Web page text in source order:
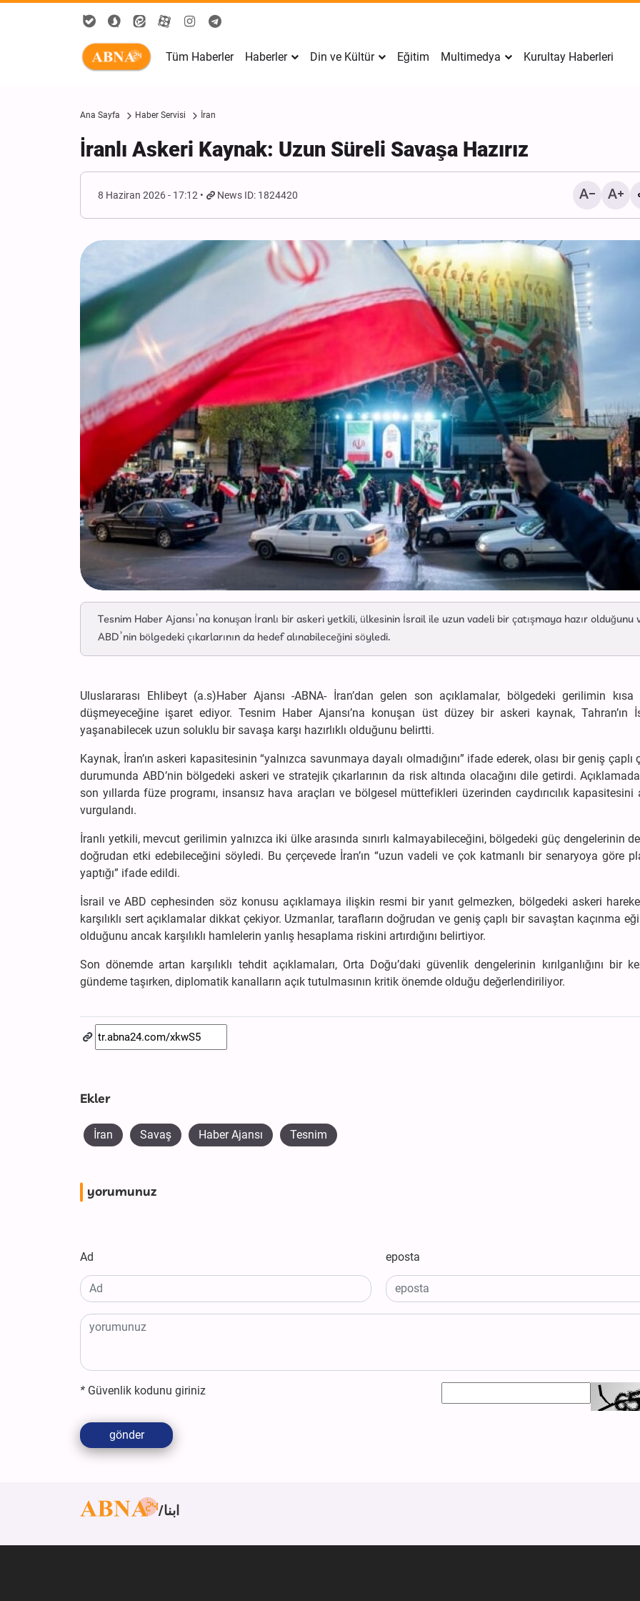
Tüm Haberler Haberler Din ve Kültür Eğitim Multimedya Kurultay Haberleri
Ana Sayfa Haber Servisi İran
İranlı Askeri Kaynak: Uzun Süreli Savaşa Hazırız
8 Haziran 2026 - 17:12 News ID: 1824420
Tesnim Haber Ajansı’na konuşan İranlı bir askeri yetkili, ülkesinin İsrail ile uzun vadeli bir çatışmaya hazır olduğunu
ABD’nin bölgedeki çıkarlarının da hedef alınabileceğini söyledi.
Uluslararası Ehlibeyt (a.s)Haber Ajansı -ABNA- İran’dan gelen son açıklamalar, bölgedeki gerilimin kısa
düşmeyeceğine işaret ediyor. Tesnim Haber Ajansı’na konuşan üst düzey bir askeri kaynak, Tahran’ın
yaşanabilecek uzun soluklu bir savaşa karşı hazırlıklı olduğunu belirtti.
Kaynak, İran’ın askeri kapasitesinin “yalnızca savunmaya dayalı olmadığını” ifade ederek, olası bir geniş çaplı
durumunda ABD’nin bölgedeki askeri ve stratejik çıkarlarının da risk altında olacağını dile getirdi. Açıklamada,
son yıllarda füze programı, insansız hava araçları ve bölgesel müttefikleri üzerinden caydırıcılık kapasitesini
vurgulandı.
İranlı yetkili, mevcut gerilimin yalnızca iki ülke arasında sınırlı kalmayabileceğini, bölgedeki güç dengelerinin
doğrudan etki edebileceğini söyledi. Bu çerçevede İran’ın “uzun vadeli ve çok katmanlı bir senaryoya göre
yaptığı” ifade edildi.
İsrail ve ABD cephesinden söz konusu açıklamaya ilişkin resmi bir yanıt gelmezken, bölgedeki askeri
karşılıklı sert açıklamalar dikkat çekiyor. Uzmanlar, tarafların doğrudan ve geniş çaplı bir savaştan kaçınma
olduğunu ancak karşılıklı hamlelerin yanlış hesaplama riskini artırdığını belirtiyor.
Son dönemde artan karşılıklı tehdit açıklamaları, Orta Doğu’daki güvenlik dengelerinin kırılganlığını bir
gündeme taşırken, diplomatik kanalların açık tutulmasının kritik önemde olduğu değerlendiriliyor.
Ekler
İran Savaş Haber Ajansı Tesnim
yorumunuz
Ad eposta
* Güvenlik kodunu giriniz
gönder
İran’da Tekfirci
Hücre Çökertildi, 15 Kişi
Gözaltına Alındı
ابنا